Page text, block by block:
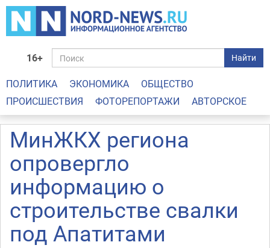
16+ Найти
ПОЛИТИКА ЭКОНОМИКА
ОБЩЕСТВО
ПРОИСШЕСТВИЯ
ФОТОРЕПОРТАЖИ АВТОРСКОЕ
МинЖКХ региона
опровергло
информацию о
строительстве свалки
под Апатитами